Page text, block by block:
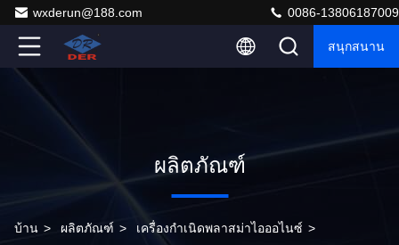
wxderun@188.com 0086-13806187009
สนุกสนาน
ผลิตภัณฑ์
บ้าน > ผลิตภัณฑ์ > เครื่องกำเนิดพลาสม่าไอออไนซ์ >